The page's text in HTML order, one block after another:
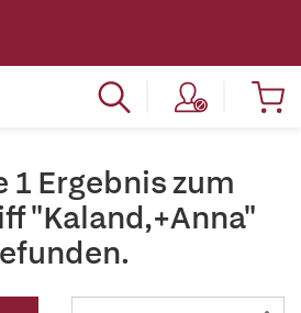
1 Ergebnis zum
"Kaland,+Anna"